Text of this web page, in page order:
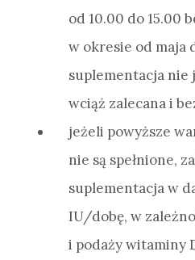
od 10.00 do 15.00
w okresie od maja
suplementacja nie
wciąż zalecana i
jeżeli powyższe
nie są spełnione,
suplementacja w
IU/dobę, w
i podaży witaminy